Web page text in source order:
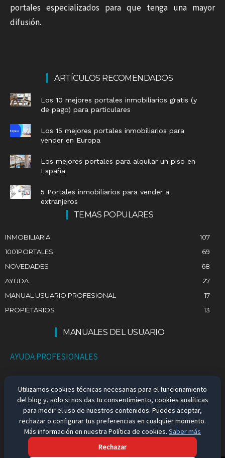
portales especializados para que tenga una mayor
difusión.
ARTÍCULOS RECOMENDADOS
Los 10 mejores portales inmobiliarios gratis (y
de pago) para particulares
Los 15 mejores portales inmobiliarios para
vender en Europa
Los mejores portales para alquilar un piso en
España
5 Portales inmobiliarios para vender a
extranjeros
TEMAS POPULARES
INMOBILIARIA
107
1001PORTALES
69
NOVEDADES
68
AYUDA
27
MANUAL USUARIO PROFESIONAL
17
PROPIETARIOS
13
MANUALES DEL USUARIO
AYUDA PROFESIONALES
AYUDA PARTICULARES
EMPLEO EN ESPAÑA
Utilizamos cookies técnicas necesarias para el funcionamiento
del blog y, solo si nos das tu consentimiento, cookies analíticas
para medir el uso de nuestros contenidos. Puedes aceptar,
rechazar o configurar tus preferencias en cualquier momento.
Más información en nuestra Política de cookies. Saber más
Rechazar